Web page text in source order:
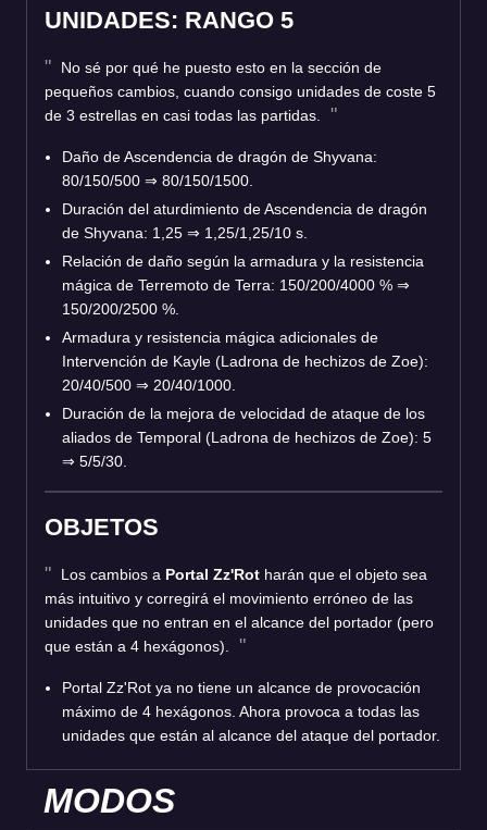
UNIDADES: RANGO 5
No sé por qué he puesto esto en la sección de
pequeños cambios, cuando consigo unidades de coste 5
de 3 estrellas en casi todas las partidas.
Daño de Ascendencia de dragón de Shyvana:
80/150/500 ⇒ 80/150/1500.
Duración del aturdimiento de Ascendencia de dragón
de Shyvana: 1,25 ⇒ 1,25/1,25/10 s.
Relación de daño según la armadura y la resistencia
mágica de Terremoto de Terra: 150/200/4000 % ⇒
150/200/2500 %.
Armadura y resistencia mágica adicionales de
Intervención de Kayle (Ladrona de hechizos de Zoe):
20/40/500 ⇒ 20/40/1000.
Duración de la mejora de velocidad de ataque de los
aliados de Temporal (Ladrona de hechizos de Zoe): 5
⇒ 5/5/30.
OBJETOS
Los cambios a Portal Zz'Rot harán que el objeto sea
más intuitivo y corregirá el movimiento erróneo de las
unidades que no entran en el alcance del portador (pero
que están a 4 hexágonos).
Portal Zz'Rot ya no tiene un alcance de provocación
máximo de 4 hexágonos. Ahora provoca a todas las
unidades que están al alcance del ataque del portador.
MODOS